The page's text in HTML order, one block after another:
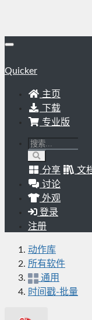
Quicker
主页
下载
专业版
分享
文
讨论
外观
登录
注册
动作库
所有软件
通用
时间戳-批量